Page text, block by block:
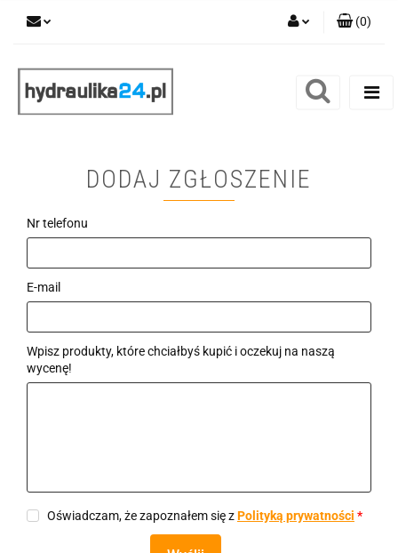
Zarejestruj się
(0)
DODAJ ZGŁOSZENIE
Nr telefonu
E-mail
Wpisz produkty, które chciałbyś kupić i oczekuj na naszą
wycenę!
Oświadczam, że zapoznałem się zPolityką prywatności *